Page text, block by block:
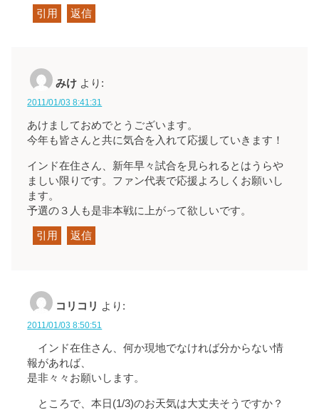
引用 返信
みけ より:
2011/01/03 8:41:31
あけましておめでとうございます。
今年も皆さんと共に気合を入れて応援していきます！
インド在住さん、新年早々試合を見られるとはうらや
ましい限りです。ファン代表で応援よろしくお願いし
ます。
予選の３人も是非本戦に上がって欲しいです。
引用 返信
コリコリ より:
2011/01/03 8:50:51
インド在住さん、何か現地でなければ分からない情
報があれば、
是非々々お願いします。
ところで、本日(1/3)のお天気は大丈夫そうですか？